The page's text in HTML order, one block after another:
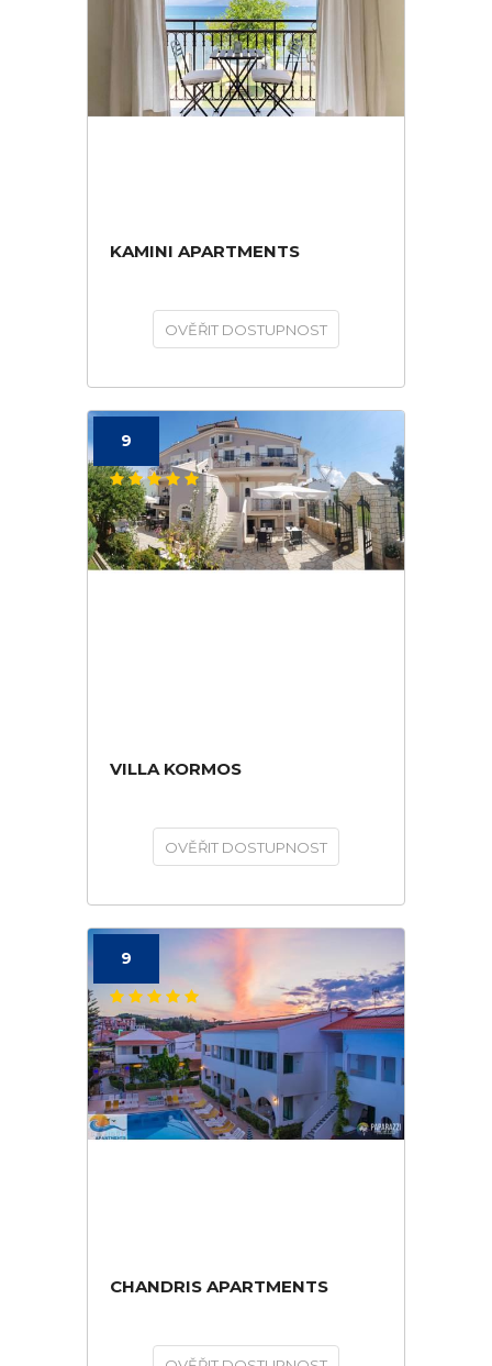
KAMINI APARTMENTS
OVĚŘIT DOSTUPNOST
9
VILLA KORMOS
OVĚŘIT DOSTUPNOST
9
CHANDRIS APARTMENTS